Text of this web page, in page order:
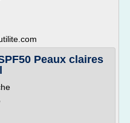
Peaux claires